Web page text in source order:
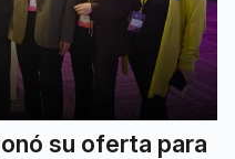
su oferta para